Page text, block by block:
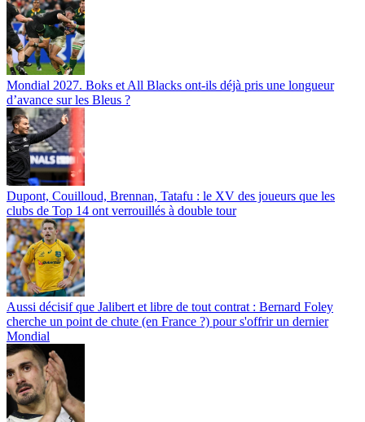
Mondial 2027. Boks et All Blacks ont-ils déjà pris une longueur
d’avance sur les Bleus ?
Dupont, Couilloud, Brennan, Tatafu : le XV des joueurs que les
clubs de Top 14 ont verrouillés à double tour
Aussi décisif que Jalibert et libre de tout contrat : Bernard Foley
cherche un point de chute (en France ?) pour s'offrir un dernier
Mondial